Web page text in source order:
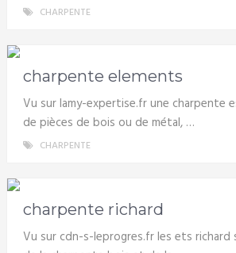
CHARPENTE
charpente elements
Vu sur lamy-expertise.fr une charpente
de pièces de bois ou de métal, …
CHARPENTE
charpente richard
Vu sur cdn-s-leprogres.fr les ets richard